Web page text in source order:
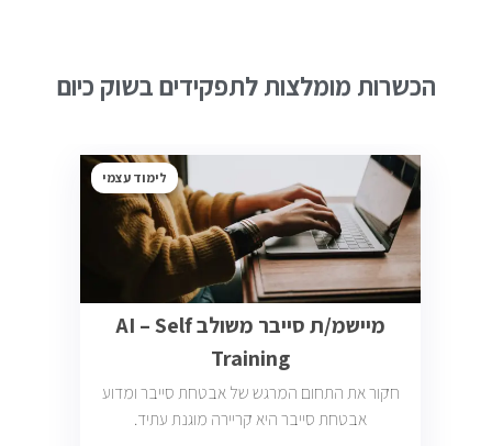
הכשרות מומלצות לתפקידים בשוק כיום
לימוד עצמי
מיישמ/ת סייבר משולב AI – Self
Training
חקור את התחום המרגש של אבטחת סייבר ומדוע
אבטחת סייבר היא קריירה מוגנת עתיד.